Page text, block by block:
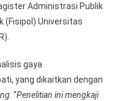
Administrasi Publik
(Fisipol) Universitas
gaya
yang dikaitkan dengan
. “Penelitian ini mengkaji